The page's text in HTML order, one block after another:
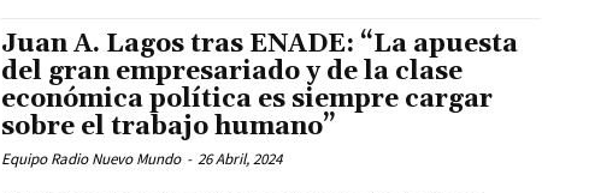
Juan A. Lagos tras ENADE: “La apuesta
del gran empresariado y de la clase
económica política es siempre cargar
sobre el trabajo humano”
Equipo Radio Nuevo Mundo - 26 Abril, 2024